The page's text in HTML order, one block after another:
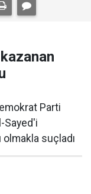
Parti
Sayed'i
suçladı